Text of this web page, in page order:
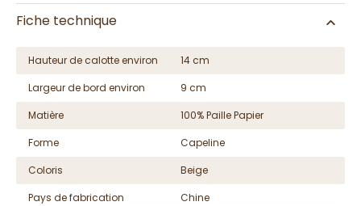
Fiche technique
Hauteur de calotte environ
14 cm
Largeur de bord environ
9 cm
Matière
100% Paille Papier
Forme
Capeline
Coloris
Beige
Pays de fabrication
Chine